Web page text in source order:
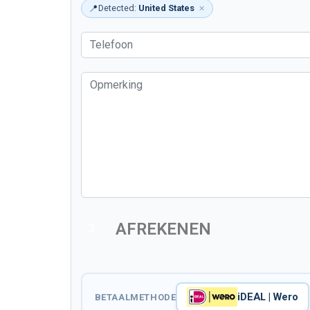
📍Detected: United States ✕
AFREKENEN
BETAALMETHODE iDEAL | Wero